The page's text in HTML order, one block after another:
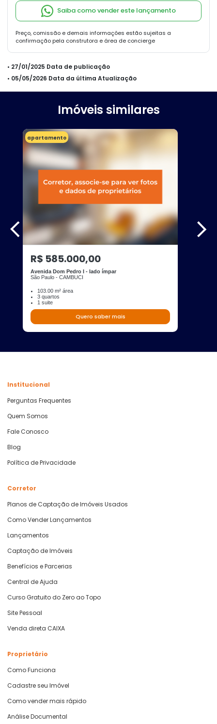
Saiba como vender este lançamento
Preço, comissão e demais informações estão sujeitas a
confirmação pela construtora e área de concierge
• 27/01/2025 Data de publicação
• 05/05/2026 Data da última Atualização
Imóveis similares
apartamento
R$ 585.000,00
Avenida Dom Pedro I - lado ímpar
São Paulo - CAMBUCI
103.00 m² área
3 quartos
1 suite
Quero saber mais
Institucional
Perguntas Frequentes
Quem Somos
Fale Conosco
Blog
Política de Privacidade
Corretor
Planos de Captação de Imóveis Usados
Como Vender Lançamentos
Lançamentos
Captação de Imóveis
Benefícios e Parcerias
Central de Ajuda
Curso Gratuito do Zero ao Topo
Site Pessoal
Venda direta CAIXA
Proprietário
Como Funciona
Cadastre seu Imóvel
Como vender mais rápido
Análise Documental